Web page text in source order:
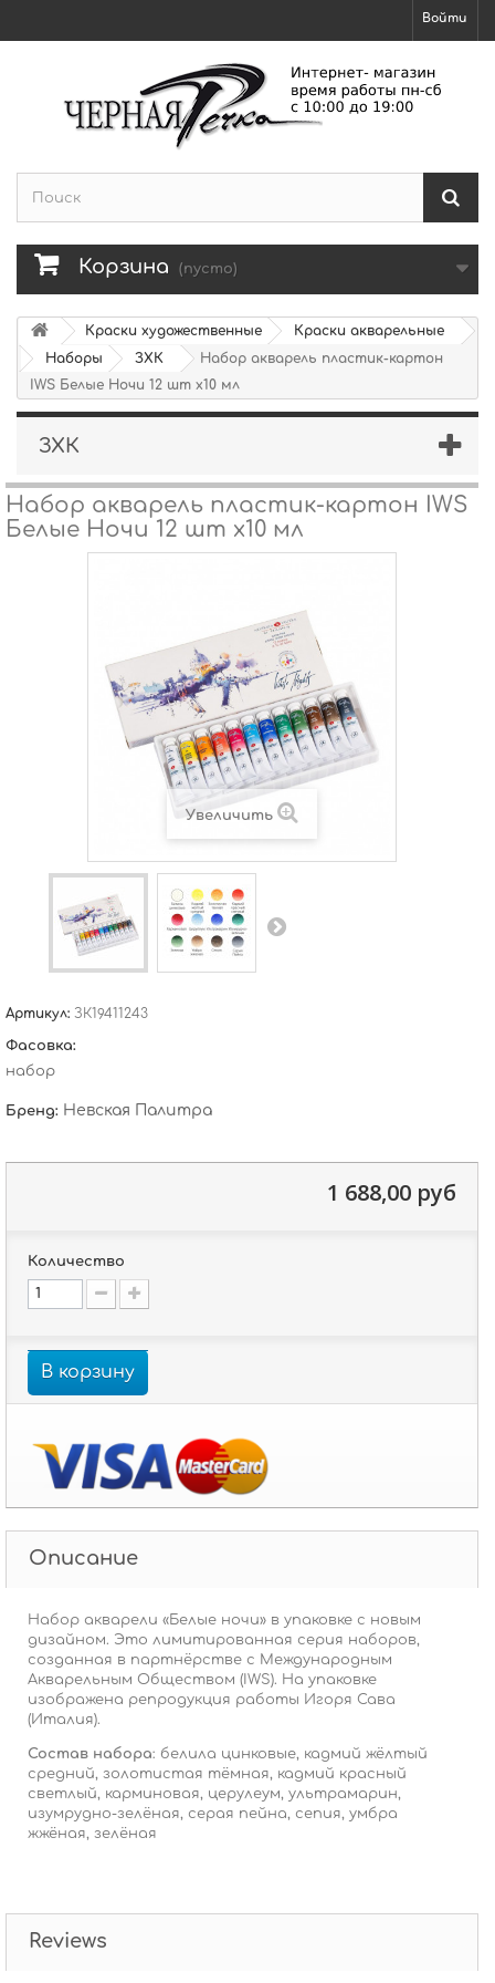
Войти
Корзина (пусто)
Краски художественные
Краски акварельные
Наборы
ЗХК
Набор акварель пластик-картон
IWS Белые Ночи 12 шт х10 мл
ЗХК
Набор акварель пластик-картон IWS
Белые Ночи 12 шт х10 мл
Увеличить
Артикул: ЗК19411243
Фасовка:
набор
Бренд: Невская Палитра
1 688,00 руб
Количество
В корзину
Описание
Набор акварели «Белые ночи» в упаковке с новым
дизайном. Это лимитированная серия наборов,
созданная в партнёрстве с Международным
Акварельным Обществом (IWS). На упаковке
изображена репродукция работы Игоря Сава
(Италия).
Состав набора: белила цинковые, кадмий жёлтый
средний, золотистая тёмная, кадмий красный
светлый, карминовая, церулеум, ультрамарин,
изумрудно-зелёная, серая пейна, сепия, умбра
жжёная, зелёная
Reviews